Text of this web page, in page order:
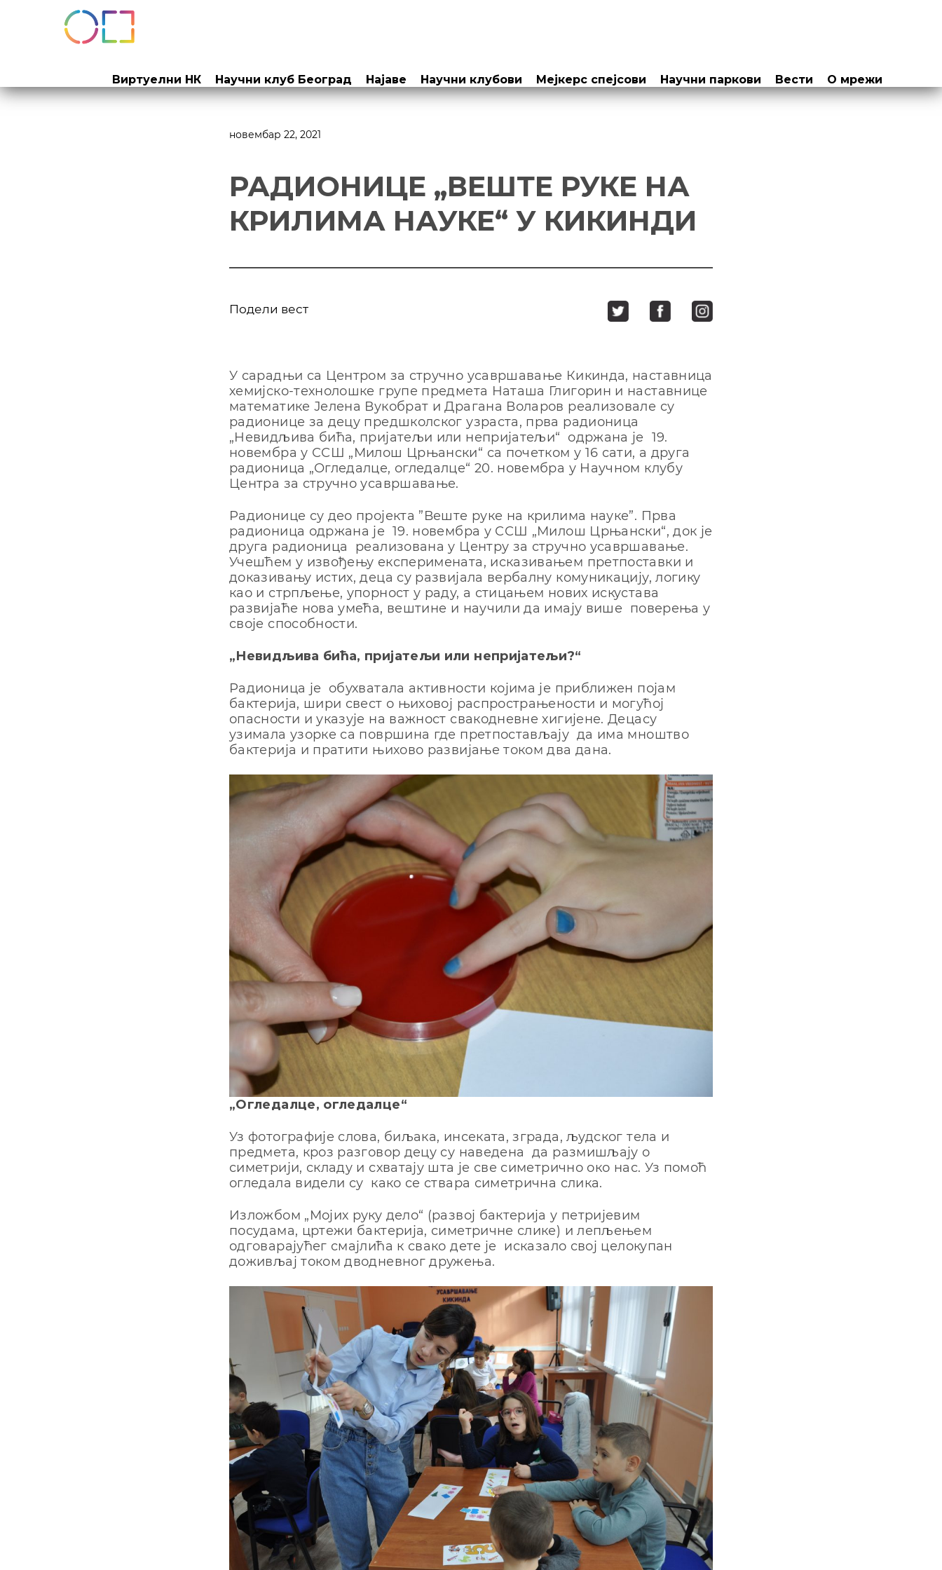
на
садржај
Виртуелни НК Научни клуб Београд Најаве Научни клубови Мејкерс спејсови Научни паркови Вести О мрежи
новембар 22, 2021
РАДИОНИЦЕ „ВЕШТЕ РУКЕ НА
КРИЛИМА НАУКЕ“ У КИКИНДИ
Подели вест
У сарадњи са Центром за стручно усавршавање Кикинда, наставница
хемијско-технолошке групе предмета Наташа Глигорин и наставнице
математике Јелена Вукобрат и Драгана Воларов реализовале су
радионице за децу предшколског узраста, прва радионица
„Невидљива бића, пријатељи или непријатељи“ одржана је 19.
новембра у ССШ „Милош Црњански“ са почетком у 16 сати, а друга
радионица „Огледалце, огледалце“ 20. новембра у Научном клубу
Центра за стручно усавршавање.
Радионице су део пројекта ”Веште руке на крилима науке”. Прва
радионица одржана је 19. новембра у ССШ „Милош Црњански“, док је
друга радионица реализована у Центру за стручно усавршавање.
Учешћем у извођењу експеримената, исказивањем претпоставки и
доказивању истих, деца су развијала вербалну комуникацију, логику
као и стрпљење, упорност у раду, а стицањем нових искустава
развијаће нова умећа, вештине и научили да имају више поверења у
своје способности.
„Невидљива бића, пријатељи или непријатељи?“
Радионица је обухватала активности којима је приближен појам
бактерија, шири свест о њиховој распрострањености и могућој
опасности и указује на важност свакодневне хигијене. Децасу
узимала узорке са површина где претпостављају да има мноштво
бактерија и пратити њихово развијање током два дана.
„Огледалце, огледалце“
Уз фотографије слова, биљака, инсеката, зграда, људског тела и
предмета, кроз разговор децу су наведена да размишљају о
симетрији, складу и схватају шта је све симетрично око нас. Уз помоћ
огледала видели су како се ствара симетрична слика.
Изложбом „Мојих руку дело“ (развој бактерија у петријевим
посудама, цртежи бактерија, симетричне слике) и лепљењем
одговарајућег смајлића к свако дете је исказало свој целокупан
доживљај током дводневног дружења.